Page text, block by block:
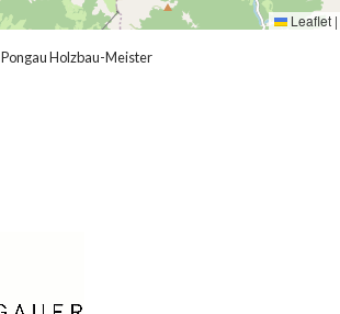
Leaflet |
Pongau Holzbau-Meister